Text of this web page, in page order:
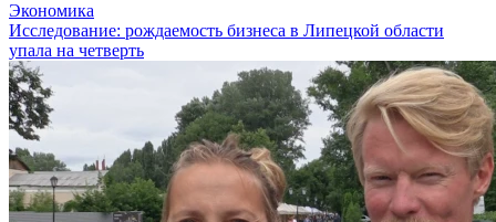
Экономика
Исследование: рождаемость бизнеса в Липецкой области
упала на четверть